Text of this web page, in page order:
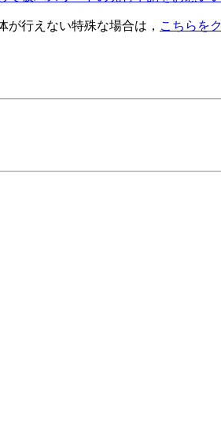
行えない特殊な場合は， こちらを